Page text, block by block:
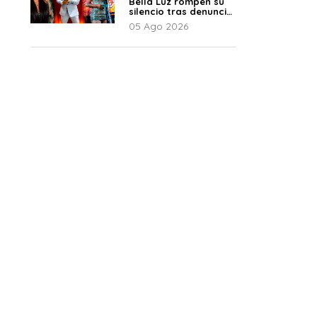
silencio tras denuncia
de Naldy: “Todo el
mundo lo sabía”
05 Ago 2026